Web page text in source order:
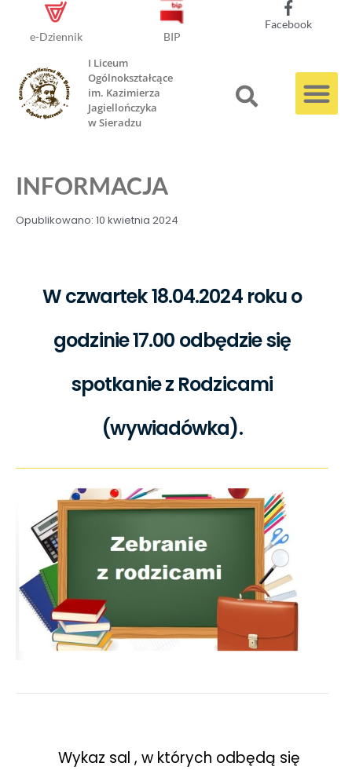
e-Dziennik BIP
Facebook
I Liceum
Ogólnokształcące
im. Kazimierza
Jagiellończyka
w Sieradzu
INFORMACJA
Opublikowano: 10 kwietnia 2024
W czwartek 18.04.2024 roku o
godzinie 17.00 odbędzie się
spotkanie z Rodzicami
(wywiadówka).
Wykaz sal , w których odbędą się